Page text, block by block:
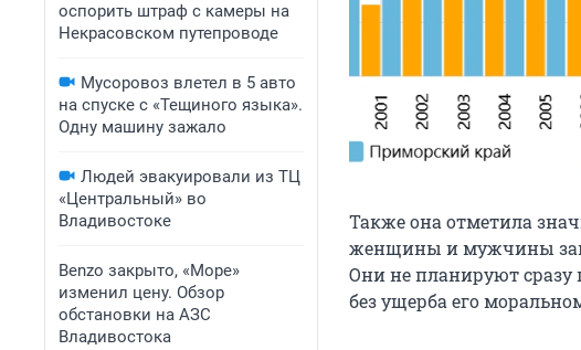
оспорить штраф с камеры на
Некрасовском путепроводе
Мусоровоз влетел в 5 авто
на спуске с «Тещиного языка».
Одну машину зажало
Людей эвакуировали из ТЦ
«Центральный» во
Владивостоке
Benzo закрыто, «Море»
изменил цену. Обзор
обстановки на АЗС
Владивостока
Также она отметила
женщины и мужчины
Они не планируют сразу
без ущерба его